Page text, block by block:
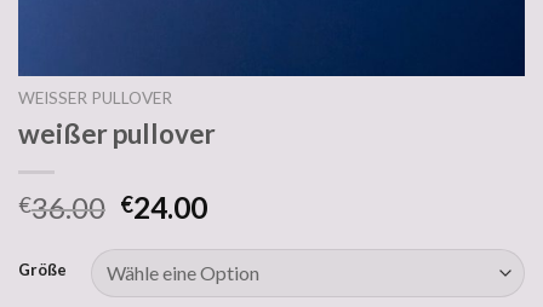
WEISSER PULLOVER
weißer pullover
€36.00 €24.00
Größe